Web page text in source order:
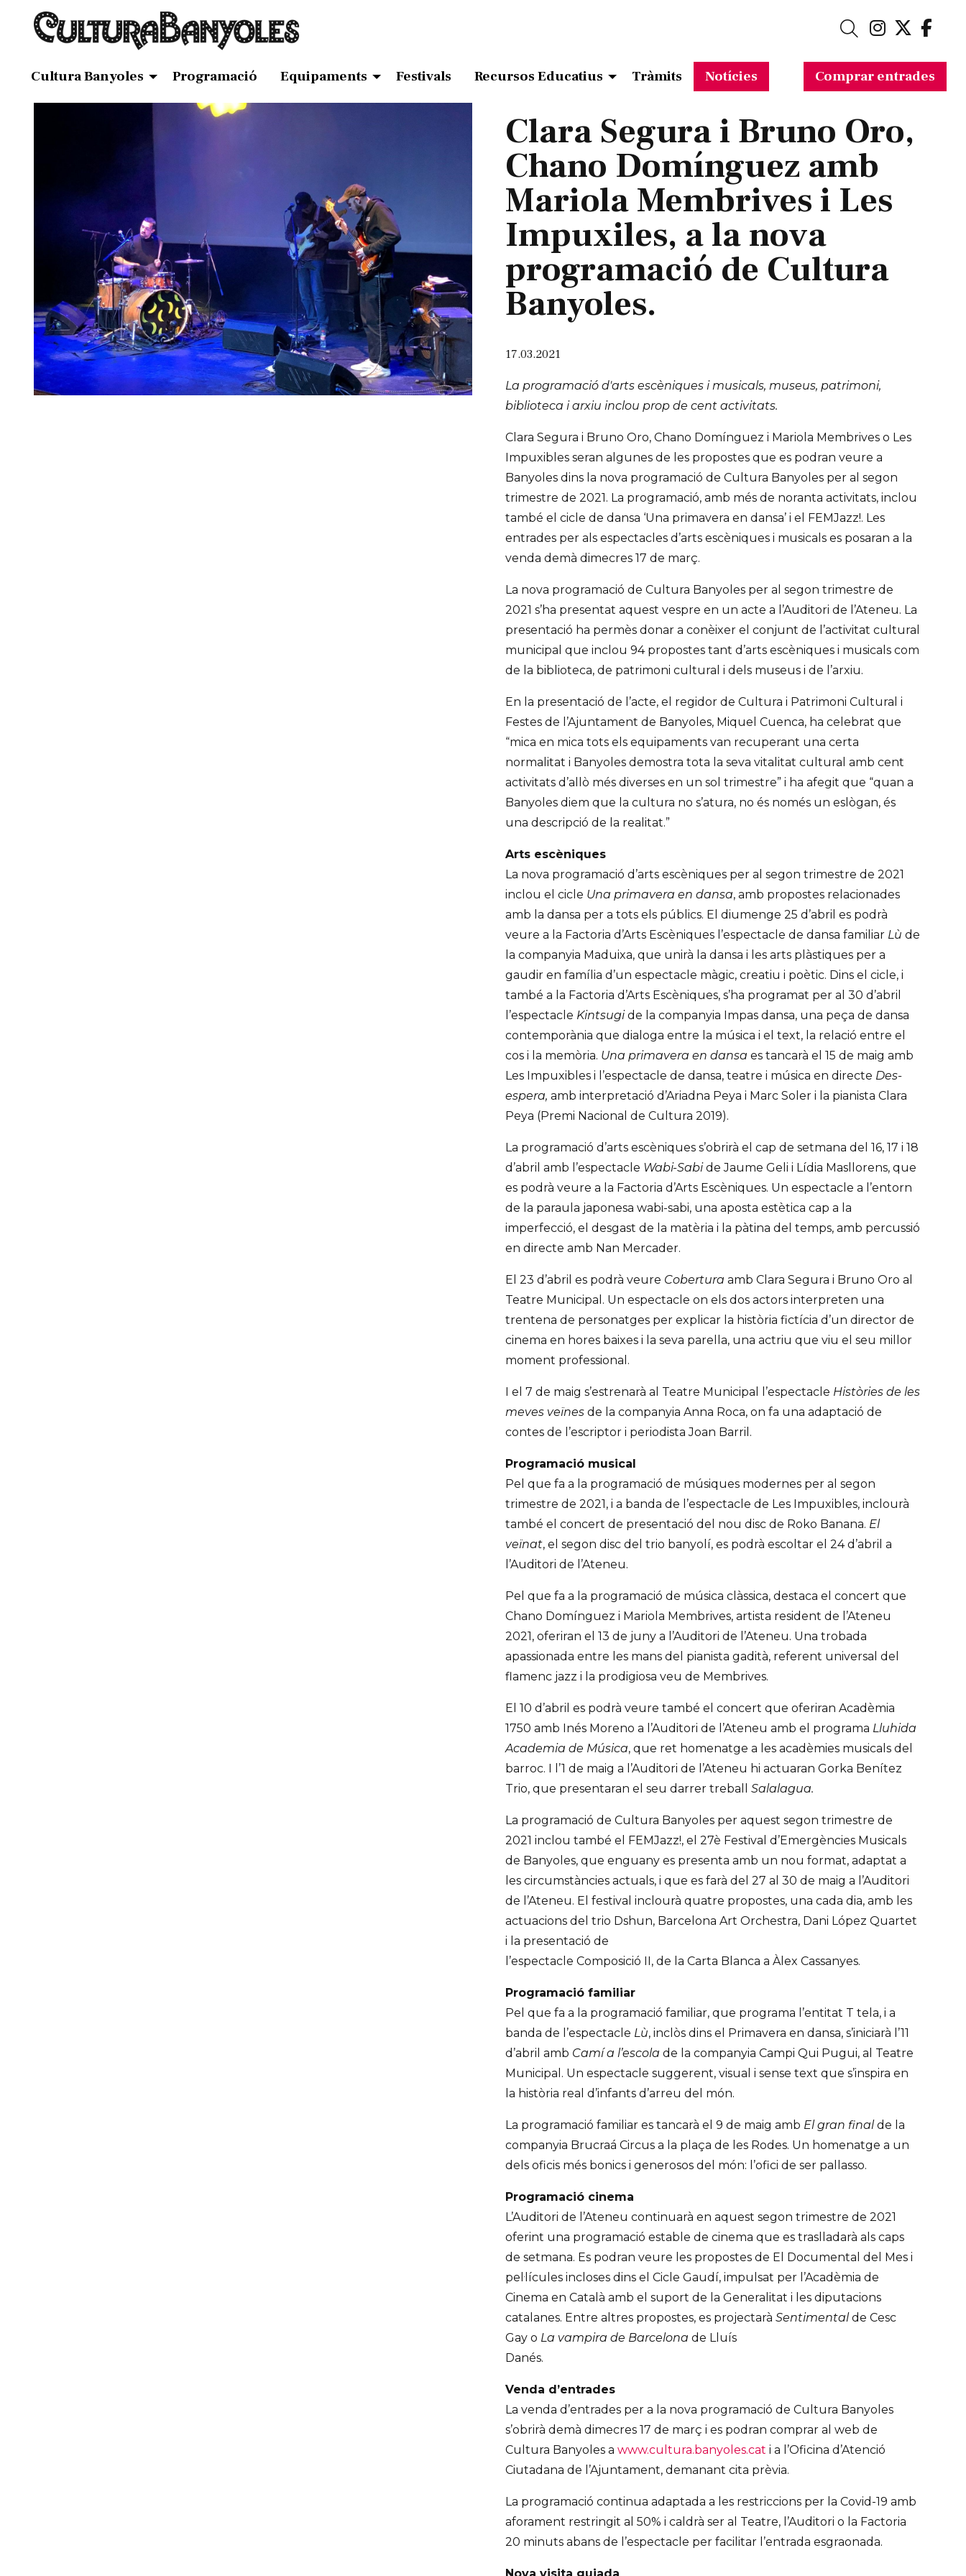
Link aLink
Cerca
Cultura Banyoles Programació Equipaments Festivals Recursos Educatius Tràmits Notícies Comprar entrades
Clara Segura i Bruno Oro,
Chano Domínguez amb
Mariola Membrives i Les
Impuxiles, a la nova
programació de Cultura
Banyoles.
17.03.2021
La programació d'arts escèniques i musicals, museus, patrimoni,
biblioteca i arxiu inclou prop de cent activitats.
Clara Segura i Bruno Oro, Chano Domínguez i Mariola Membrives o Les
Impuxibles seran algunes de les propostes que es podran veure a
Banyoles dins la nova programació de Cultura Banyoles per al segon
trimestre de 2021. La programació, amb més de noranta activitats, inclou
també el cicle de dansa ‘Una primavera en dansa’ i el FEMJazz!. Les
entrades per als espectacles d’arts escèniques i musicals es posaran a la
venda demà dimecres 17 de març.
La nova programació de Cultura Banyoles per al segon trimestre de
2021 s’ha presentat aquest vespre en un acte a l’Auditori de l’Ateneu. La
presentació ha permès donar a conèixer el conjunt de l’activitat cultural
municipal que inclou 94 propostes tant d’arts escèniques i musicals com
de la biblioteca, de patrimoni cultural i dels museus i de l’arxiu.
En la presentació de l’acte, el regidor de Cultura i Patrimoni Cultural i
Festes de l’Ajuntament de Banyoles, Miquel Cuenca, ha celebrat que
“mica en mica tots els equipaments van recuperant una certa
normalitat i Banyoles demostra tota la seva vitalitat cultural amb cent
activitats d’allò més diverses en un sol trimestre” i ha afegit que “quan a
Banyoles diem que la cultura no s’atura, no és només un eslògan, és
una descripció de la realitat.”
Arts escèniques
La nova programació d’arts escèniques per al segon trimestre de 2021
inclou el cicle Una primavera en dansa, amb propostes relacionades
amb la dansa per a tots els públics. El diumenge 25 d’abril es podrà
veure a la Factoria d’Arts Escèniques l’espectacle de dansa familiar Lù de
la companyia Maduixa, que unirà la dansa i les arts plàstiques per a
gaudir en família d’un espectacle màgic, creatiu i poètic. Dins el cicle, i
també a la Factoria d’Arts Escèniques, s’ha programat per al 30 d’abril
l’espectacle Kintsugide la companyia Impas dansa, una peça de dansa
contemporània que dialoga entre la música i el text, la relació entre el
cos i la memòria. Una primavera en dansa es tancarà el 15 de maig amb
Les Impuxibles i l’espectacle de dansa, teatre i música en directe Des-
espera, amb interpretació d’Ariadna Peya i Marc Soler i la pianista Clara
Peya (Premi Nacional de Cultura 2019).
La programació d’arts escèniques s’obrirà el cap de setmana del 16, 17 i 18
d’abril amb l’espectacle Wabi-Sabide Jaume Geli i Lídia Masllorens, que
es podrà veure a la Factoria d’Arts Escèniques. Un espectacle a l’entorn
de la paraula japonesa wabi-sabi, una aposta estètica cap a la
imperfecció, el desgast de la matèria i la pàtina del temps, amb percussió
en directe amb Nan Mercader.
El 23 d’abril es podrà veure Cobertura amb Clara Segura i Bruno Oro al
Teatre Municipal. Un espectacle on els dos actors interpreten una
trentena de personatges per explicar la història fictícia d’un director de
cinema en hores baixes i la seva parella, una actriu que viu el seu millor
moment professional.
I el 7 de maig s’estrenarà al Teatre Municipal l’espectacle Històries de les
meves veïnes de la companyia Anna Roca, on fa una adaptació de
contes de l’escriptor i periodista Joan Barril.
Programació musical
Pel que fa a la programació de músiques modernes per al segon
trimestre de 2021, i a banda de l’espectacle de Les Impuxibles, inclourà
també el concert de presentació del nou disc de Roko Banana. El
veïnat, el segon disc del trio banyolí, es podrà escoltar el 24 d’abril a
l’Auditori de l’Ateneu.
Pel que fa a la programació de música clàssica, destaca el concert que
Chano Domínguez i Mariola Membrives, artista resident de l’Ateneu
2021, oferiran el 13 de juny a l’Auditori de l’Ateneu. Una trobada
apassionada entre les mans del pianista gadità, referent universal del
flamenc jazz i la prodigiosa veu de Membrives.
El 10 d’abril es podrà veure també el concert que oferiran Acadèmia
1750 amb Inés Moreno a l’Auditori de l’Ateneu amb el programa Lluhida
Academia de Música, que ret homenatge a les acadèmies musicals del
barroc. I l’1 de maig a l’Auditori de l’Ateneu hi actuaran Gorka Benítez
Trio, que presentaran el seu darrer treball Salalagua.
La programació de Cultura Banyoles per aquest segon trimestre de
2021 inclou també el FEMJazz!, el 27è Festival d’Emergències Musicals
de Banyoles, que enguany es presenta amb un nou format, adaptat a
les circumstàncies actuals, i que es farà del 27 al 30 de maig a l’Auditori
de l’Ateneu. El festival inclourà quatre propostes, una cada dia, amb les
actuacions del trio Dshun, Barcelona Art Orchestra, Dani López Quartet
i la presentació de
l’espectacle Composició II, de la Carta Blanca a Àlex Cassanyes.
Programació familiar
Pel que fa a la programació familiar, que programa l’entitat T tela, i a
banda de l’espectacle Lù, inclòs dins el Primavera en dansa, s’iniciarà l’11
d’abril amb Camí a l’escola de la companyia Campi Qui Pugui, al Teatre
Municipal. Un espectacle suggerent, visual i sense text que s’inspira en
la història real d’infants d’arreu del món.
La programació familiar es tancarà el 9 de maig amb El gran final de la
companyia Brucraá Circus a la plaça de les Rodes. Un homenatge a un
dels oficis més bonics i generosos del món: l’ofici de ser pallasso.
Programació cinema
L’Auditori de l’Ateneu continuarà en aquest segon trimestre de 2021
oferint una programació estable de cinema que es traslladarà als caps
de setmana. Es podran veure les propostes de El Documental del Mes i
pel·lícules incloses dins el Cicle Gaudí, impulsat per l’Acadèmia de
Cinema en Català amb el suport de la Generalitat i les diputacions
catalanes. Entre altres propostes, es projectarà Sentimental de Cesc
Gay o La vampira de Barcelona de Lluís
Danés.
Venda d’entrades
La venda d’entrades per a la nova programació de Cultura Banyoles
s’obrirà demà dimecres 17 de març i es podran comprar al web de
Cultura Banyoles a www.cultura.banyoles.cat i a l’Oficina d’Atenció
Ciutadana de l’Ajuntament, demanant cita prèvia.
La programació continua adaptada a les restriccions per la Covid-19 amb
aforament restringit al 50% i caldrà ser al Teatre, l’Auditori o la Factoria
20 minuts abans de l’espectacle per facilitar l’entrada esgraonada.